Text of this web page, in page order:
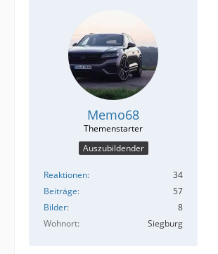
Memo68
Auszubildender
Reaktionen
34
Beiträge
57
Bilder
8
Wohnort
Siegburg